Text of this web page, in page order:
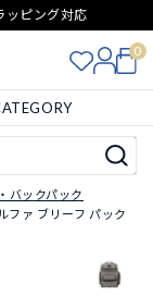
ッピング対応
0
バックパック
ファ ブリーフ パック